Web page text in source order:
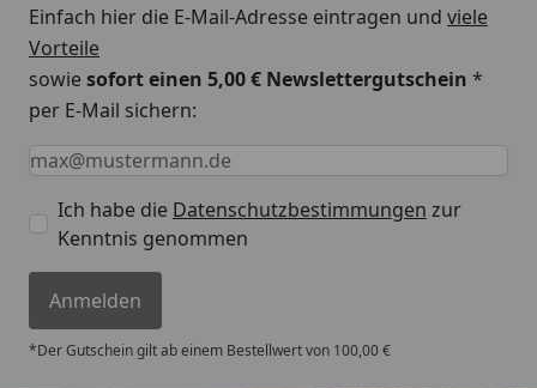
Einfach hier die E-Mail-Adresse eintragen und viele
Vorteile
sowiesofort einen 5,00 € Newslettergutschein *
per E-Mail sichern:
Keine Eingabe erforderlich
Eingabe erforderlich
E-Mail *
Ich habe die Datenschutzbestimmungen zur
Kenntnis genommen
Anmelden
*Der Gutschein gilt ab einem Bestellwert von 100,00 €